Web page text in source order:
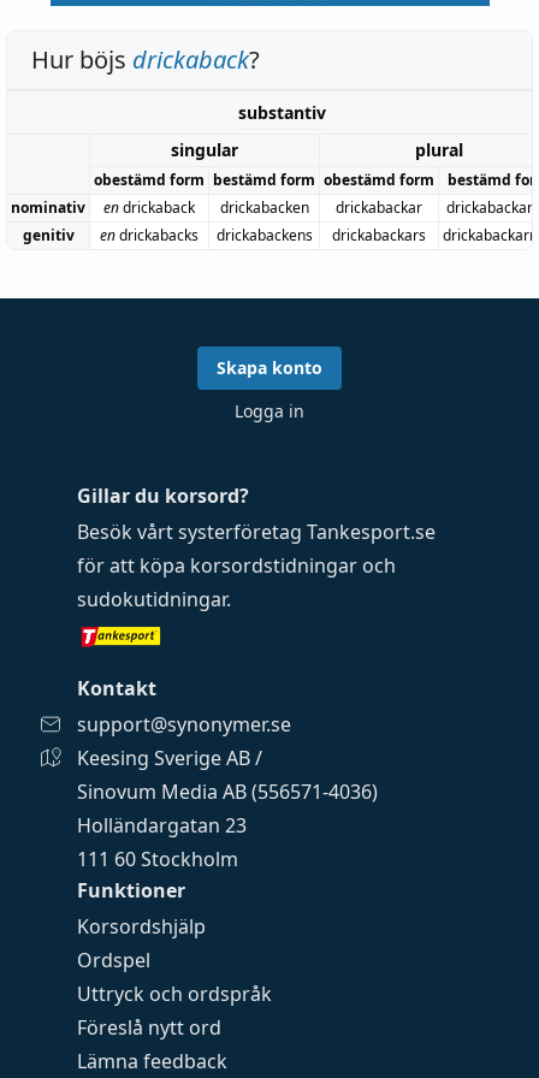
Hur böjs drickaback?
substantiv
singular
plural
obestämd form bestämd form obestämd form
bestämd
nominativ
endrickaback drickabacken drickabackar
genitiv
endrickabacks drickabackens drickabackars
Funktioner
Korsordshjälp
Ordspel
Uttryck och ordspråk
Föreslå nytt ord
Lämna feedback
Gillar du korsord?
Besök vårt systerföretag Tankesport.se
för att köpa korsordstidningar och
sudokutidningar.
Kontakt
support@synonymer.se
Keesing Sverige AB /
Sinovum Media AB (556571-4036)
Holländargatan 23
111 60 Stockholm
Skapa konto
Logga in